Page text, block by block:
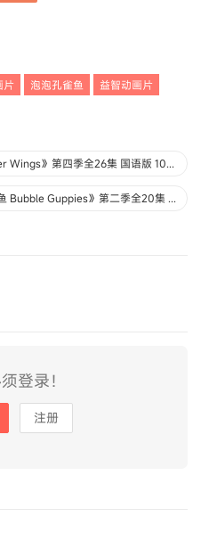
片 泡泡孔雀鱼
益智动画片
上一篇：儿童动画片《超级飞侠 Super Wings》第四季全26集 国语版 1080P/MP4/5.43G 动画片超级飞侠第四季全集下载
下一篇：儿童益智动画片《泡泡孔雀鱼 Bubble Guppies》第二季全20集 国语版 标清/MP4/1.16G 动画片泡泡孔雀鱼全集下载
登录！
注册